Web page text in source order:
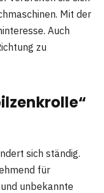
Mit der
Auch
zu
sich ständig.
für
unbekannte